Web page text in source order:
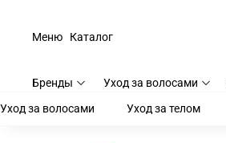
Каталог
Меню
Бренды Уход за волосами
Уход за волосами Уход за телом